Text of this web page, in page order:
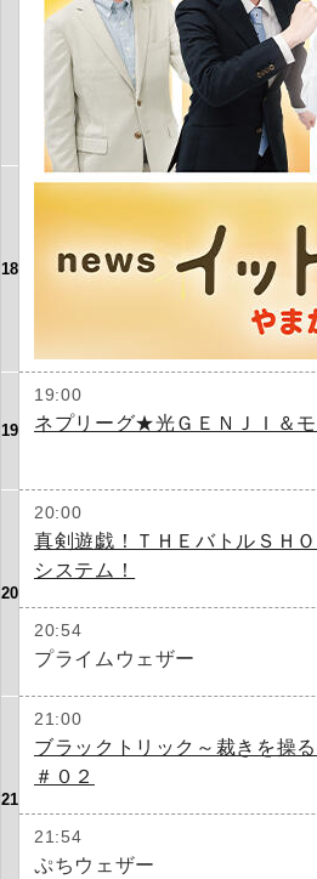
18
19
19:00
ネプリーグ★光ＧＥＮＪＩ＆
20
20:00
真剣遊戯！ＴＨＥバトルＳＨ
システム！
20:54
プライムウェザー
21
21:00
ブラックトリック～裁きを操
＃０２
21:54
ぷちウェザー